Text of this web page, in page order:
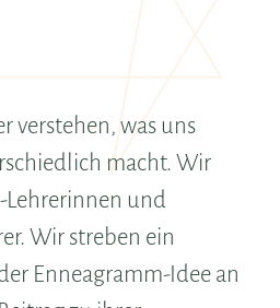
verstehen, was uns
macht. Wir
Lehrerinnen und
Wir streben ein
Enneagramm-Idee an